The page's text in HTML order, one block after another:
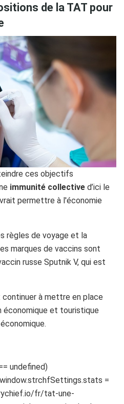
de la TAT pour
ces objectifs
immunité collective d’ici le
permettre à l'économie
règles de voyage et la
marques de vaccins sont
russe Sputnik V, qui est
continuer à mettre en place
économique et touristique
undefined)
=
fr/tat-une-